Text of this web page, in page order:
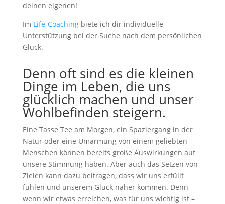
deinen eigenen!
Im Life-Coachingbiete ich dir individuelle
Unterstützung bei der Suche nach dem persönlichen
Glück.
Denn oft sind es die kleinen
Dinge im Leben, die uns
glücklich machen und unser
Wohlbefinden steigern.
Eine Tasse Tee am Morgen, ein Spaziergang in der
Natur oder eine Umarmung von einem geliebten
Menschen können bereits große Auswirkungen auf
unsere Stimmung haben. Aber auch das Setzen von
Zielen kann dazu beitragen, dass wir uns erfüllt
fühlen und unserem Glück näher kommen. Denn
wenn wir etwas erreichen, was für uns wichtig ist –